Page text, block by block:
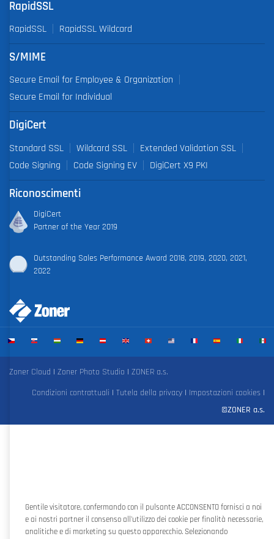
RapidSSL
RapidSSL RapidSSL Wildcard
S/MIME
Secure Email for Employee & Organization
Secure Email for Individual
DigiCert
Standard SSL Wildcard SSL
Extended Validation SSL
Code Signing
Code Signing EV DigiCert X9 PKI
Riconoscimenti
DigiCert
Partner of the Year 2019
Outstanding Sales Performance Award 2018, 2019, 2020, 2021,
2022
Zoner Cloud | Zoner Photo Studio | ZONER a.s.
Condizioni contrattuali | Tutela della privacy | Impostazioni cookies |
©ZONER a.s.
Gentile visitatore, confermando con il pulsante ACCONSENTO fornisci a noi
e ai nostri partner il consenso all'utilizzo dei cookie per finalità necessarie,
analitiche e di marketing su questo apparecchio. Selezionando